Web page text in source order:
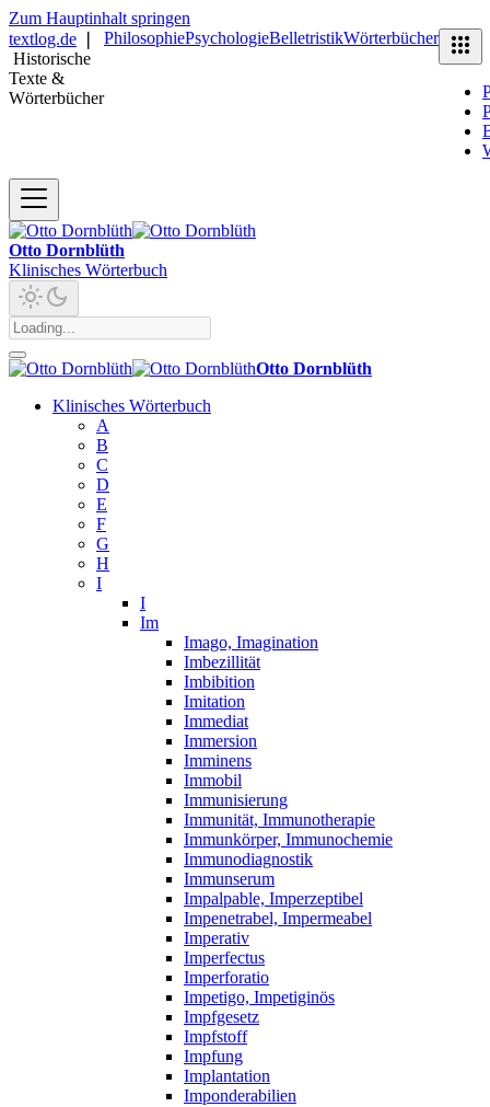
Zum Hauptinhalt springen
textlog.de
Historische
Texte &
Wörterbücher
PhilosophiePsychologieBelletristikWörterbücher
Otto Dornblüth
Klinisches Wörterbuch
Otto Dornblüth
Klinisches Wörterbuch
A
B
C
D
E
F
G
H
I
I
Im
Imago, Imagination
Imbezillität
Imbibition
Imitation
Immediat
Immersion
Imminens
Immobil
Immunisierung
Immunität, Immunotherapie
Immunkörper, Immunochemie
Immunodiagnostik
Immunserum
Impalpable, Imperzeptibel
Impenetrabel, Impermeabel
Imperativ
Imperfectus
Imperforatio
Impetigo, Impetiginös
Impfgesetz
Impfstoff
Impfung
Implantation
Imponderabilien